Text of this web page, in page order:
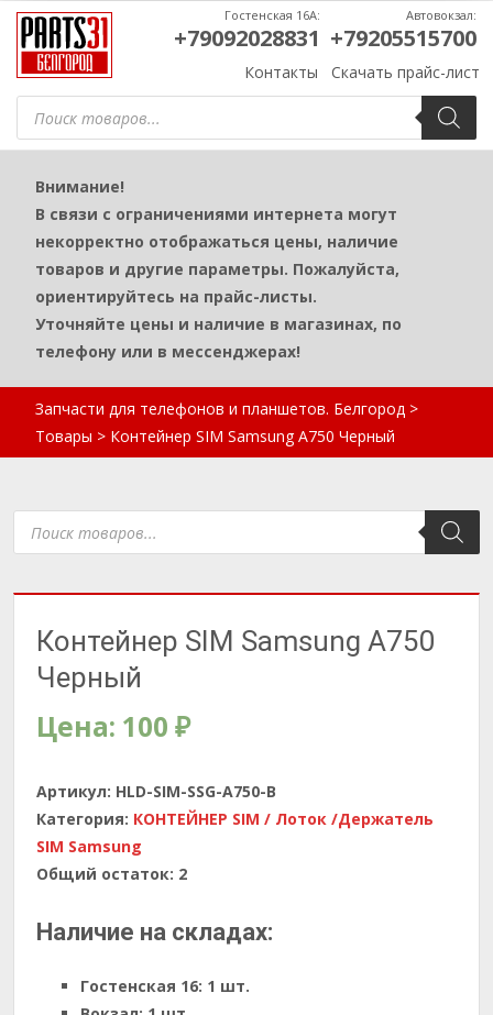
Поиск
товаров
Контакты Скачать прайс-лист
Гостенская 16А:
+79092028831
Автовокзал:
+79205515700
Внимание!
В связи с ограничениями интернета могут
некорректно отображаться цены, наличие
товаров и другие параметры. Пожалуйста,
ориентируйтесь на прайс-листы.
Уточняйте цены и наличие в магазинах, по
телефону или в мессенджерах!
Запчасти для телефонов и планшетов. Белгород >
Товары > Контейнер SIM Samsung A750 Черный
Поиск
товаров
Контейнер SIM Samsung A750
Черный
Цена: 100 ₽
Артикул: HLD-SIM-SSG-A750-B
Категория: КОНТЕЙНЕР SIM / Лоток /Держатель
SIM Samsung
Общий остаток: 2
Наличие на складах:
Гостенская 16: 1 шт.